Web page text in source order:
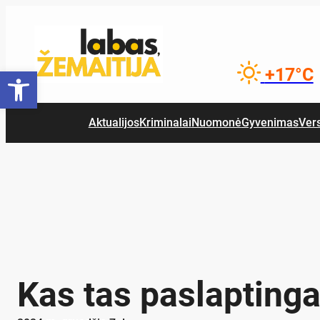
Open toolbar +17°C
AktualijosKriminalai NuomonėGyvenimas
Kas tas